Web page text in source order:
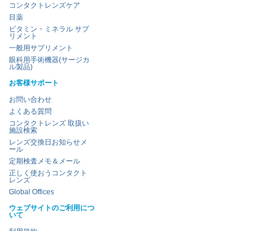
コンタクトレンズケア
目薬
ビタミン・ミネラル サプ
リメント
一般用サプリメント
眼科用手術機器(サージカ
ル製品)
お客様サポート
お問い合わせ
よくある質問
コンタクトレンズ 取扱い
施設検索
レンズ交換日お知らせメ
ール
定期検査メモ＆メール
正しく使おうコンタクト
レンズ
Global Offices
ウェブサイトのご利用につ
いて